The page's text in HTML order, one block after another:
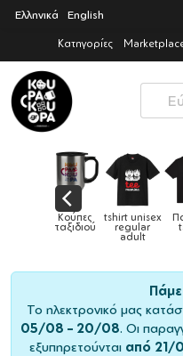
Ελληνικά English
Κατηγορίες
Κούπες
ταξιδιού
tshirt unisex
regular
Παιδικό
tshirt
Το ηλεκτρονικό μας
05/08 – 20/08. Οι
εξυπηρετούνται από 21/